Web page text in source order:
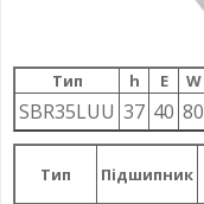
Тип h E W
SBR35LUU 37 40 80
Тип Підшипник